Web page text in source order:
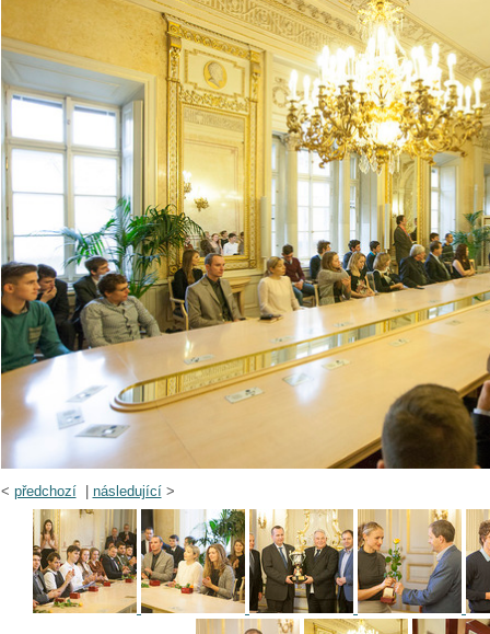
< předchozí| následující>